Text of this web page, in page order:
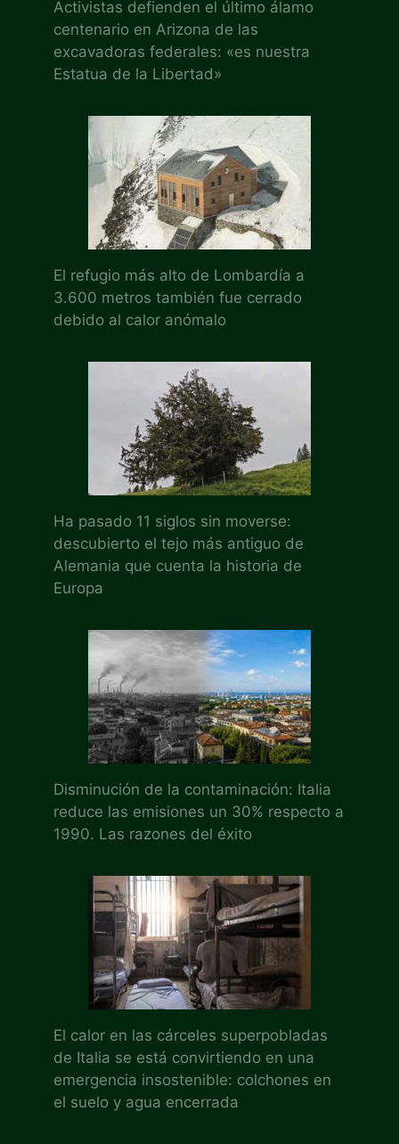
Activistas defienden el último álamo
centenario en Arizona de las
excavadoras federales: «es nuestra
Estatua de la Libertad»
El refugio más alto de Lombardía a
3.600 metros también fue cerrado
debido al calor anómalo
Ha pasado 11 siglos sin moverse:
descubierto el tejo más antiguo de
Alemania que cuenta la historia de
Europa
Disminución de la contaminación: Italia
reduce las emisiones un 30% respecto a
1990. Las razones del éxito
El calor en las cárceles superpobladas
de Italia se está convirtiendo en una
emergencia insostenible: colchones en
el suelo y agua encerrada